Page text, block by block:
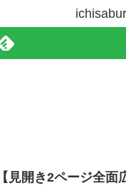
【見開き2ページ全